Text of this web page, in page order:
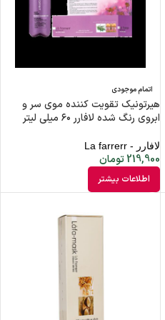
اتمام موجودی
هیرتونیک تقویت کننده موی سر و
ابروی رنگ شده لافارر ۶۰ میلی لیتر
لافارر - La farrerr
219,900 تومان
اطلاعات بیشتر